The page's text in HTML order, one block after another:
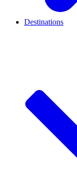
Destinations